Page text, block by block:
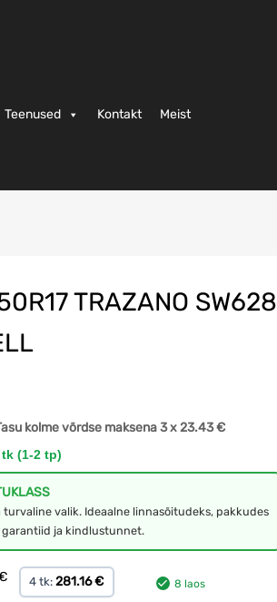
Teenused Kontakt Meist
TRAZANO SW628
kolme võrdse maksena 3 x23.43€
(1-2 tp)
turvaline valik. Ideaalne linnasõitudeks, pakkudes
ja kindlustunnet.
4 tk:281.16 € 8 laos